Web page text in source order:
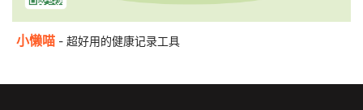
小懒喵 - 超好用的健康记录工具